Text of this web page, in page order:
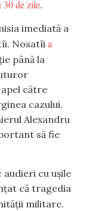
30 de zile.
imediată a
Nosatîi a
până la
către
cazului.
Alexandru
să fie
audieri cu ușile
că tragedia
militare.